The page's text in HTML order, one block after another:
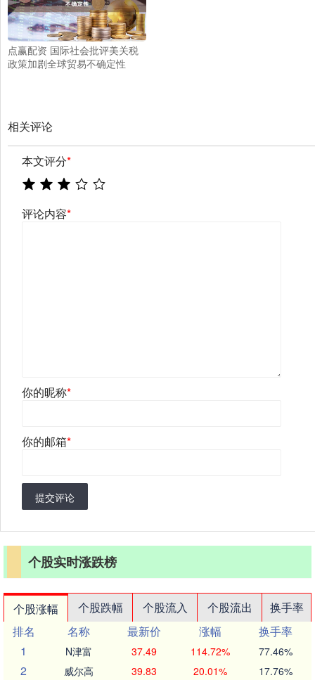
点赢配资 国际社会批评美关税
政策加剧全球贸易不确定性
相关评论
本文评分*
评论内容*
你的昵称*
你的邮箱*
提交评论
个股实时涨跌榜
个股涨幅 个股跌幅 个股流入 个股流出
换手率
排名
名称 最新价 涨幅
换手率
1
N津富 37.49 114.72% 77.46%
2 威尔高 39.83 20.01% 17.76%